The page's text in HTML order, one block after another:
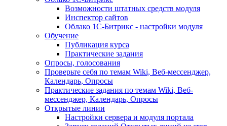
Возможности штатных средств модуля
Инспектор сайтов
Облако 1С-Битрикс - настройки модуля
Обучение
Публикация курса
Практические задания
Опросы, голосования
Проверьте себя по темам Wiki, Веб-мессенджер,
Календарь, Опросы
Практические задания по темам Wiki, Веб-
мессенджер, Календарь, Опросы
Открытые линии
Настройки сервера и модуля портала